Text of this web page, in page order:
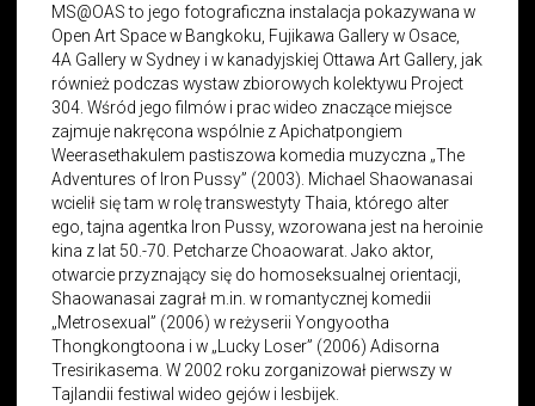
MS@OAS to jego fotograficzna instalacja pokazywana w
Open Art Space w Bangkoku, Fujikawa Gallery w Osace,
4A Gallery w Sydney i w kanadyjskiej Ottawa Art Gallery, jak
również podczas wystaw zbiorowych kolektywu Project
304. Wśród jego filmów i prac wideo znaczące miejsce
zajmuje nakręcona wspólnie z Apichatpongiem
Weerasethakulem pastiszowa komedia muzyczna „The
Adventures of Iron Pussy” (2003). Michael Shaowanasai
wcielił się tam w rolę transwestyty Thaia, którego alter
ego, tajna agentka Iron Pussy, wzorowana jest na heroinie
kina z lat 50.-70. Petcharze Choaowarat. Jako aktor,
otwarcie przyznający się do homoseksualnej orientacji,
Shaowanasai zagrał m.in. w romantycznej komedii
„Metrosexual” (2006) w reżyserii Yongyootha
Thongkongtoona i w „Lucky Loser” (2006) Adisorna
Tresirikasema. W 2002 roku zorganizował pierwszy w
Tajlandii festiwal wideo gejów i lesbijek.